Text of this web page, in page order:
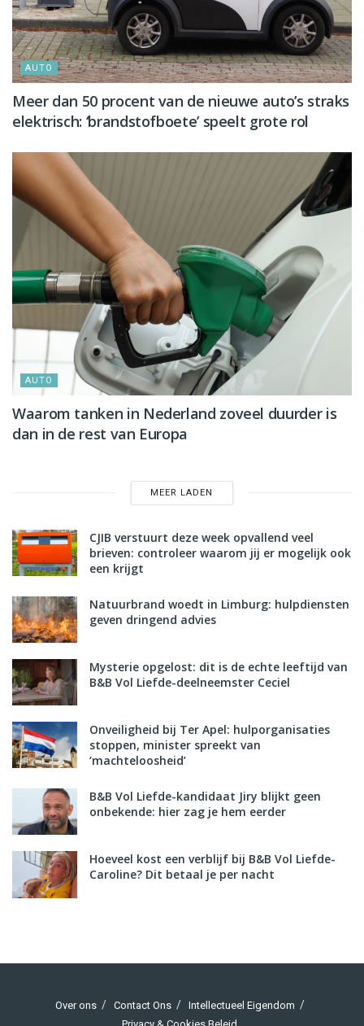
AUTO
Meer dan 50 procent van de nieuwe auto’s straks
elektrisch: ‘brandstofboete’ speelt grote rol
AUTO
Waarom tanken in Nederland zoveel duurder is
dan in de rest van Europa
MEER LADEN
CJIB verstuurt deze week opvallend veel
brieven: controleer waarom jij er mogelijk ook
een krijgt
Natuurbrand woedt in Limburg: hulpdiensten
geven dringend advies
Mysterie opgelost: dit is de echte leeftijd van
B&B Vol Liefde-deelneemster Ceciel
Onveiligheid bij Ter Apel: hulporganisaties
stoppen, minister spreekt van
‘machteloosheid’
B&B Vol Liefde-kandidaat Jiry blijkt geen
onbekende: hier zag je hem eerder
Hoeveel kost een verblijf bij B&B Vol Liefde-
Caroline? Dit betaal je per nacht
Over ons Contact Ons
Intellectueel Eigendom